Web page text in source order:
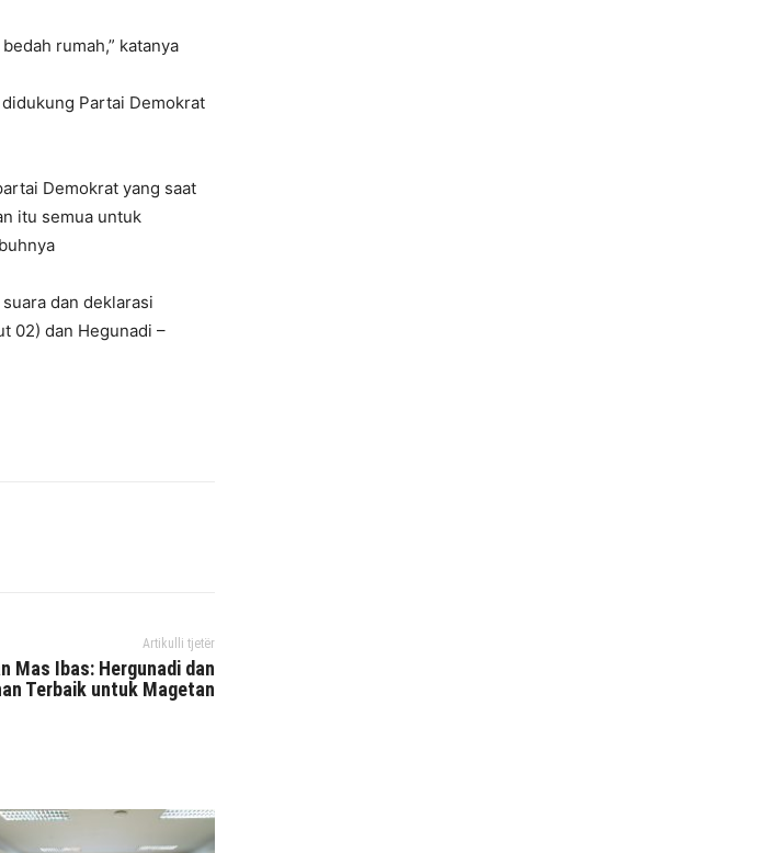
rumah,” katanya
Partai Demokrat
Demokrat yang saat
itu semua untuk
dan deklarasi
02) dan Hegunadi –
Artikulli tjetër
Mas Ibas: Hergunadi dan
Terbaik untuk Magetan